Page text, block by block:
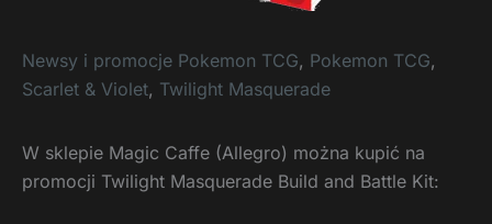
Newsy i promocje Pokemon TCG, Pokemon TCG,
Scarlet & Violet, Twilight Masquerade
W sklepie Magic Caffe (Allegro) można kupić na
promocji Twilight Masquerade Build and Battle Kit: